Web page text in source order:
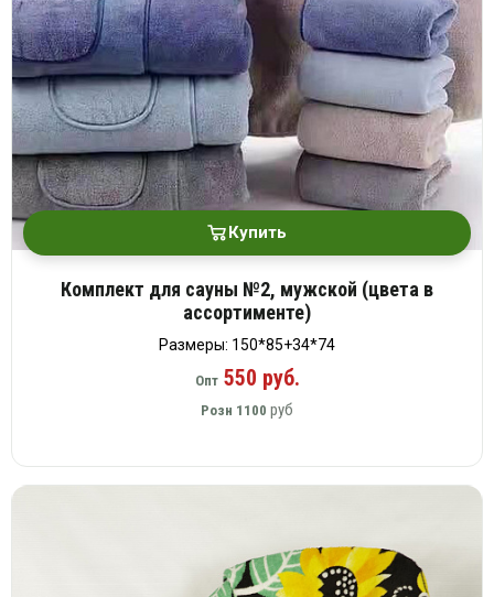
Купить
Комплект для сауны №2, мужской (цвета в
ассортименте)
Размеры: 150*85+34*74
Опт550 руб.
Розн 1100 руб